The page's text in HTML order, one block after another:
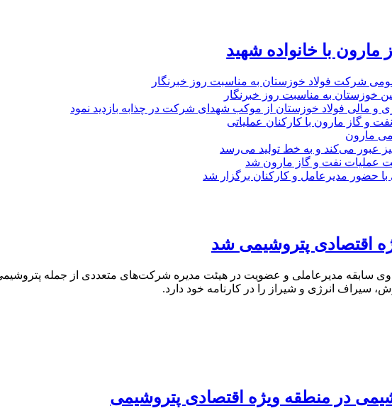
مارون با خانواده شهید
شرکت فولاد خوزستان به مناسبت روز خبرنگار
خوزستان به مناسبت روز خبرنگار
و مالی فولاد خوزستان از موکب شهدای شرکت در چذابه بازدید نمود
و گاز مارون با کارکنان عملیاتی
مارون
عبور می‌کند و به خط تولید می‌رسد
نفت و گاز مارون شد
حضور مدیرعامل و کارکنان برگزار شد
اقتصادی پتروشیمی شد
سابقه مدیرعاملی و عضویت در هیئت مدیره شرکت‌های متعددی از جمله
سیراف انرژی و شیراز را در کارنامه خود دارد.
در منطقه ویژه اقتصادی پتروشیمی